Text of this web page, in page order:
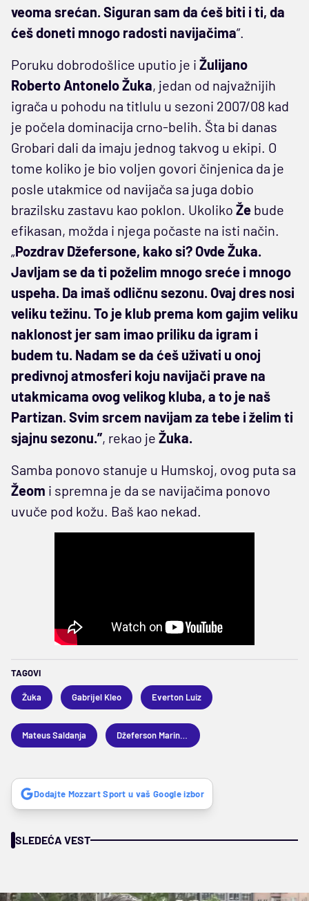
veoma srećan. Siguran sam da ćeš biti i ti, da
ćeš doneti mnogo radosti navijačima”.
Poruku dobrodošlice uputio je i Žulijano
Roberto Antonelo Žuka, jedan od najvažnijih
igrača u pohodu na titlulu u sezoni 2007/08 kad
je počela dominacija crno-belih. Šta bi danas
Grobari dali da imaju jednog takvog u ekipi. O
tome koliko je bio voljen govori činjenica da je
posle utakmice od navijača sa juga dobio
brazilsku zastavu kao poklon. Ukoliko Že bude
efikasan, možda i njega počaste na isti način.
„Pozdrav Džefersone, kako si? Ovde Žuka.
Javljam se da ti poželim mnogo sreće i mnogo
uspeha. Da imaš odličnu sezonu. Ovaj dres nosi
veliku težinu. To je klub prema kom gajim veliku
naklonost jer sam imao priliku da igram i
budem tu. Nadam se da ćeš uživati u onoj
predivnoj atmosferi koju navijači prave na
utakmicama ovog velikog kluba, a to je naš
Partizan. Svim srcem navijam za tebe i želim ti
sjajnu sezonu.”, rekao je Žuka.
Samba ponovo stanuje u Humskoj, ovog puta sa
Žeom i spremna je da se navijačima ponovo
uvuče pod kožu. Baš kao nekad.
TAGOVI
Žuka Gabrijel Kleo Everton Luiz
Mateus Saldanja
Dodajte Mozzart Sport u vaš Google izbor
SLEDEĆA VEST